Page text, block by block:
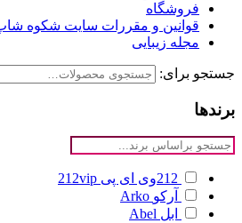
فروشگاه
قوانین و مقررات سایت شکوه
مجله زیبایی
جستجو برای:
برندها
212وی ای پی
212vip
آرکو Arko
ابل Abel